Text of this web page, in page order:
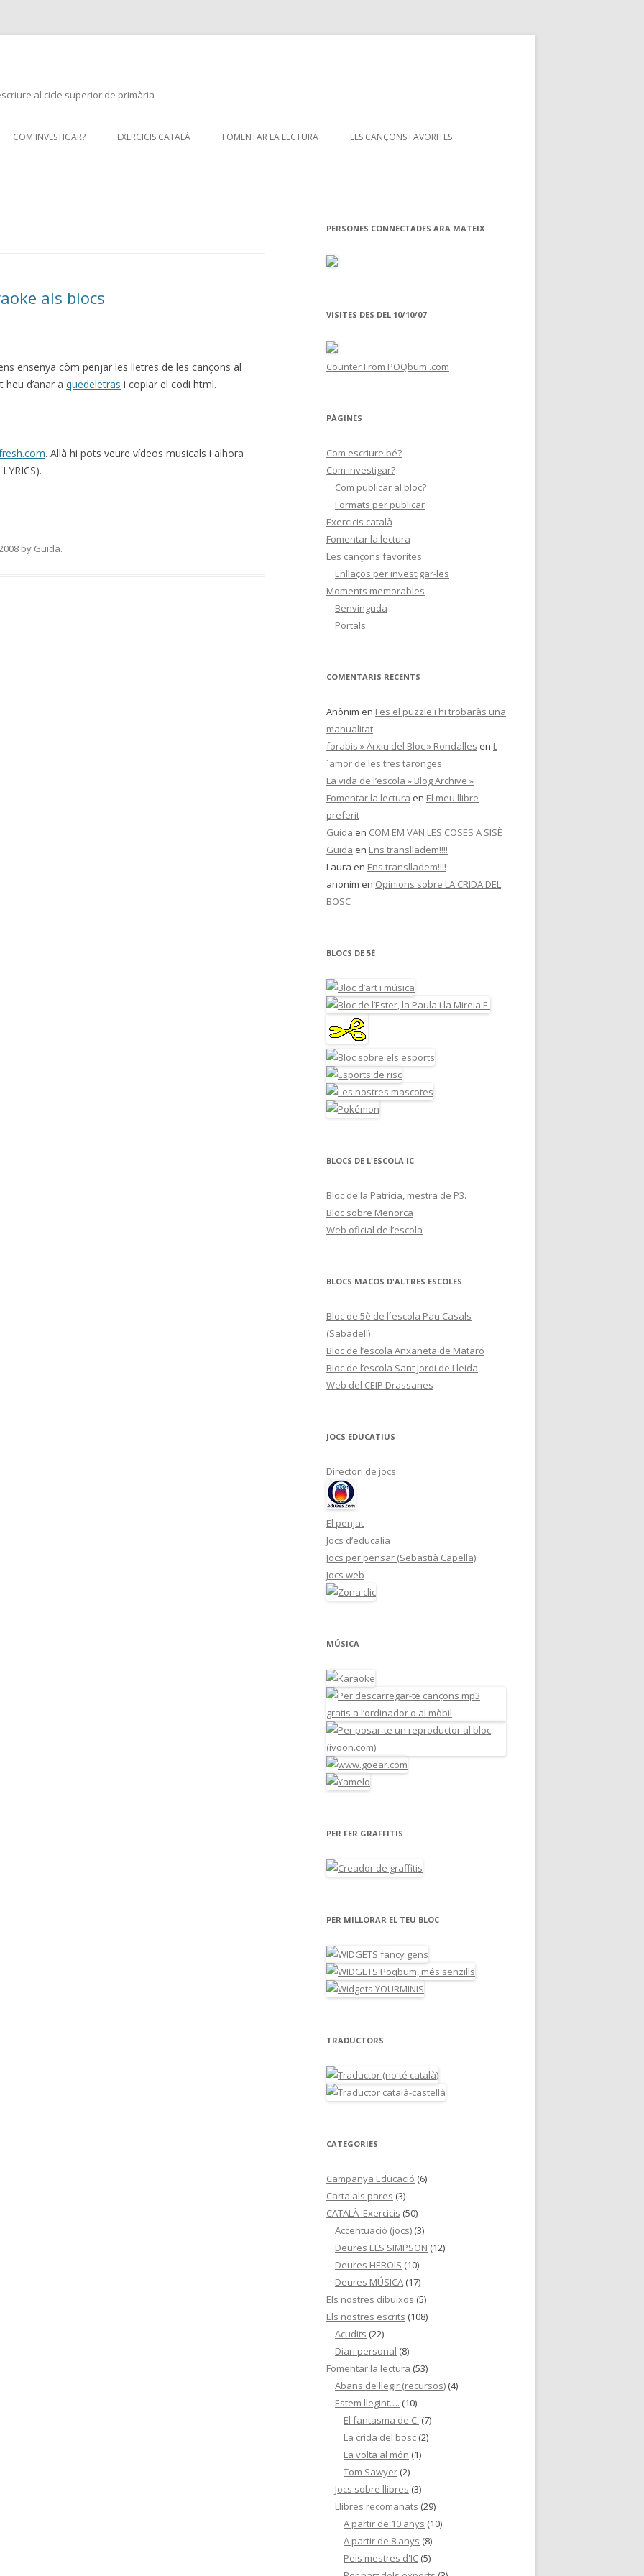
al cicle superior de primària
to
COM INVESTIGAR? EXERCICIS CATALÀ FOMENTAR LA LECTURA LES CANÇONS FAVORITES
als blocs
ensenya còm penjar les lletres de les cançons al
d’anar a quedeletras i copiar el codi html.
. Allà hi pots veure vídeos musicals i alhora
by Guida.
PERSONES CONNECTADES ARA MATEIX
VISITES DES DEL 10/10/07
Counter From POQbum .com
PÀGINES
Com escriure bé?
Com investigar?
Com publicar al bloc?
Formats per publicar
Exercicis català
Fomentar la lectura
Les cançons favorites
Enllaços per investigar-les
Moments memorables
Benvinguda
Portals
COMENTARIS RECENTS
Anònim en Fes el puzzle i hi trobaràs una
manualitat
forabis » Arxiu del Bloc » Rondalles en L
´amor de les tres taronges
La vida de l’escola » Blog Archive »
Fomentar la lectura en El meu llibre
preferit
Guida en COM EM VAN LES COSES A SISÈ
Guida en Ens translladem!!!!
Laura en Ens translladem!!!!
anonim en Opinions sobre LA CRIDA DEL
BOSC
BLOCS DE 5È
BLOCS DE L'ESCOLA IC
Bloc de la Patrícia, mestra de P3.
Bloc sobre Menorca
Web oficial de l’escola
BLOCS MACOS D'ALTRES ESCOLES
Bloc de 5è de l´escola Pau Casals
(Sabadell)
Bloc de l’escola Anxaneta de Mataró
Bloc de l’escola Sant Jordi de Lleida
Web del CEIP Drassanes
JOCS EDUCATIUS
Directori de jocs
El penjat
Jocs d’educalia
Jocs per pensar (Sebastià Capella)
Jocs web
MÚSICA
PER FER GRAFFITIS
PER MILLORAR EL TEU BLOC
TRADUCTORS
CATEGORIES
Campanya Educació (6)
Carta als pares (3)
CATALÀ_Exercicis (50)
Accentuació (jocs) (3)
Deures ELS SIMPSON (12)
Deures HEROIS (10)
Deures MÚSICA (17)
Els nostres dibuixos (5)
Els nostres escrits (108)
Acudits (22)
Diari personal (8)
Fomentar la lectura (53)
Abans de llegir (recursos) (4)
Estem llegint…. (10)
El fantasma de C. (7)
La crida del bosc (2)
La volta al món (1)
Tom Sawyer (2)
Jocs sobre llibres (3)
Llibres recomanats (29)
A partir de 10 anys (10)
A partir de 8 anys (8)
Pels mestres d'IC (5)